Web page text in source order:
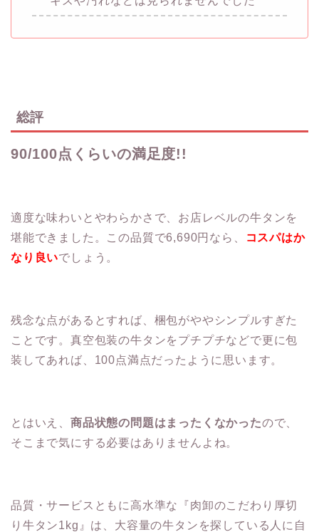
総評
90/100点くらいの満足度!!
適度な味わいとやわらかさで、お店レベルの牛タンを
堪能できました。この品質で6,690円なら、
コスパはか
なり良いでしょう。
残念な点があるとすれば、梱包がややシンプルすぎた
ことです。真空包装の牛タンをプチプチなどで更に包
装してあれば、100点満点だったように思います。
とはいえ、 商品状態の問題はまったくなかったので、
そこまで気にする必要はありませんよね。
品質・サービスともに高水準な『肉卸のこだわり厚切
り牛タン1kg』は、大容量の牛タンを探している人に自